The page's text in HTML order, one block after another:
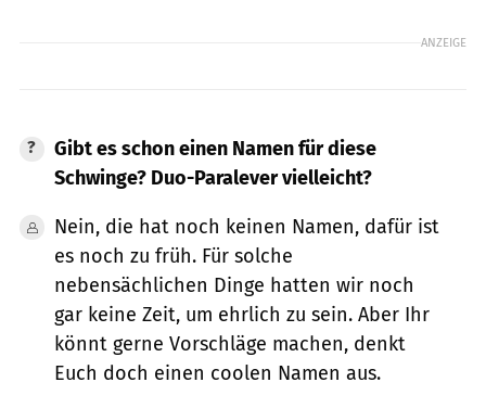
ANZEIGE
Gibt es schon einen Namen für diese
Schwinge? Duo-Paralever vielleicht?
Nein, die hat noch keinen Namen, dafür ist
es noch zu früh. Für solche
nebensächlichen Dinge hatten wir noch
gar keine Zeit, um ehrlich zu sein. Aber Ihr
könnt gerne Vorschläge machen, denkt
Euch doch einen coolen Namen aus.